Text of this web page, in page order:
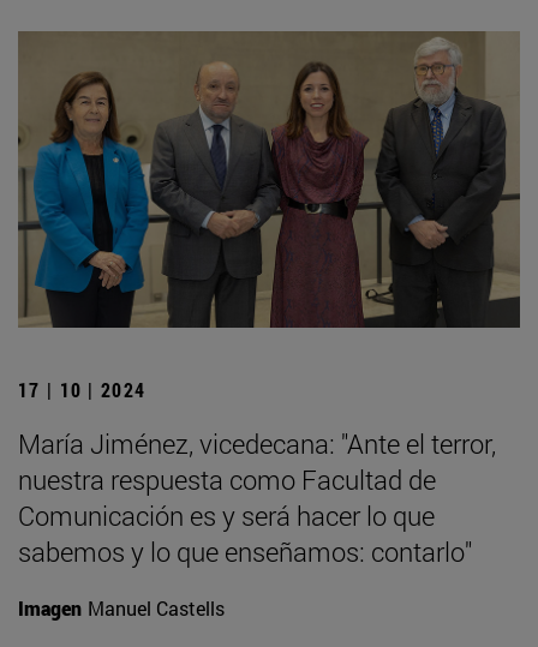
17 | 10 | 2024
María Jiménez, vicedecana: "Ante el terror,
nuestra respuesta como Facultad de
Comunicación es y será hacer lo que
sabemos y lo que enseñamos: contarlo"
Imagen Manuel Castells